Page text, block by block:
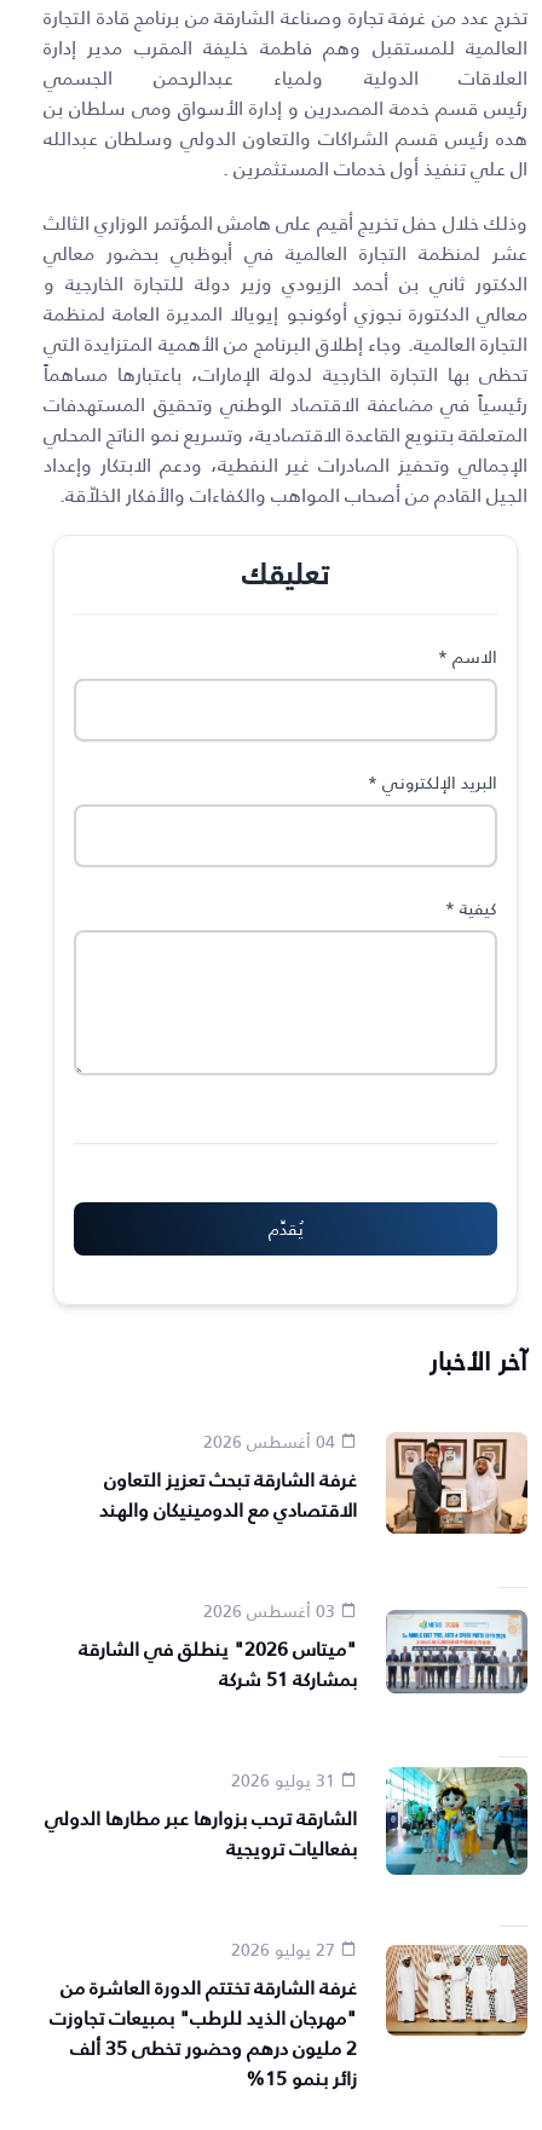
تخرج عدد من غرفة تجارة وصناعة الشارقة من برنامج قادة التجارة
العالمية للمستقبل وهم فاطمة خليفة المقرب مدير إدارة
العلاقات الدولية ولمياء عبدالرحمن الجسمي
رئيس قسم خدمة المصدرين و إدارة الأسواق ومى سلطان بن
هده رئيس قسم الشراكات والتعاون الدولي وسلطان عبدالله
ال علي تنفيذ أول خدمات المستثمرين .
وذلك خلال حفل تخريج أقيم على هامش المؤتمر الوزاري الثالث
عشر لمنظمة التجارة العالمية في أبوظبي بحضور معالي
الدكتور ثاني بن أحمد الزيودي وزير دولة للتجارة الخارجية و
معالي الدكتورة نجوزي أوكونجو إيويالا المديرة العامة لمنظمة
التجارة العالمية. وجاء إطلاق البرنامج من الأهمية المتزايدة التي
تحظى بها التجارة الخارجية لدولة الإمارات، باعتبارها مساهماً
رئيسياً في مضاعفة الاقتصاد الوطني وتحقيق المستهدفات
المتعلقة بتنويع القاعدة الاقتصادية، وتسريع نمو الناتج المحلي
الإجمالي وتحفيز الصادرات غير النفطية، ودعم الابتكار وإعداد
الجيل القادم من أصحاب المواهب والكفاءات والأفكار الخلاّقة.
تعليقك
الاسم *
البريد الإلكتروني *
كيفية *
آخر الأخبار
04 أغسطس 2026
غرفة الشارقة تبحث تعزيز التعاون
الاقتصادي مع الدومينيكان والهند
"ميتاس 2026" ينطلق في الشارقة
بمشاركة 51 شركة
الشارقة ترحب بزوارها عبر مطارها الدولي
بفعاليات ترويجية
غرفة الشارقة تختتم الدورة العاشرة من
"مهرجان الذيد للرطب" بمبيعات تجاوزت
2 مليون درهم وحضور تخطى 35 ألف
زائر بنمو 15%